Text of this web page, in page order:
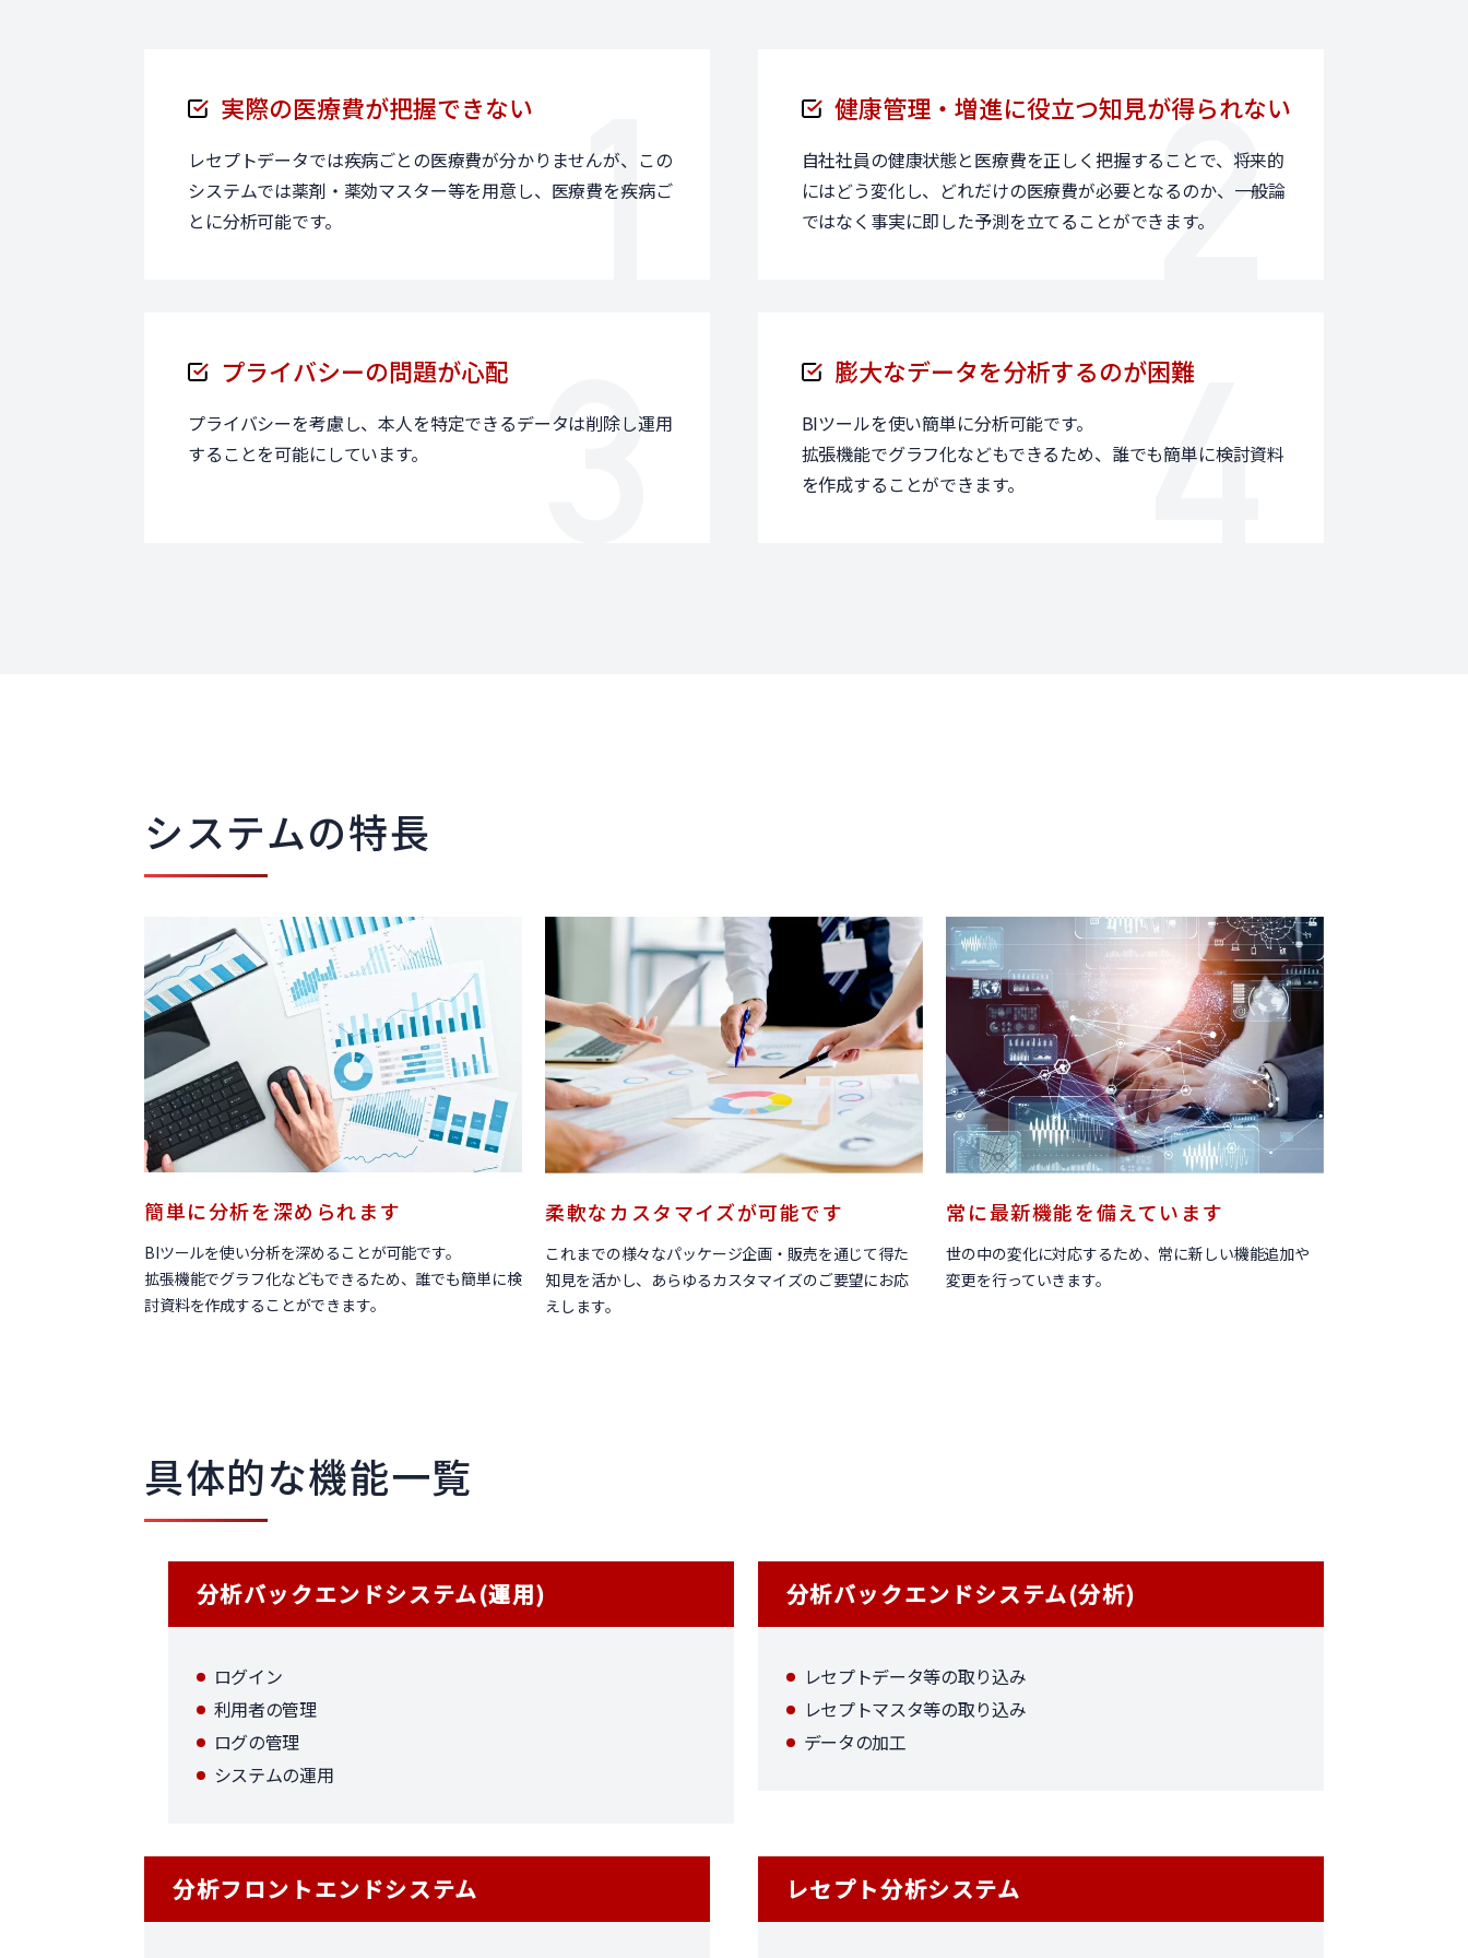
実際の医療費が把握できない
レセプトデータでは疾病ごとの医療費が分かりませんが、この
システムでは薬剤・薬効マスター等を用意し、医療費を疾病ご
とに分析可能です。
健康管理・増進に役立つ知見が得られない
自社社員の健康状態と医療費を正しく把握することで、将来的
にはどう変化し、どれだけの医療費が必要となるのか、一般論
ではなく事実に即した予測を立てることができます。
プライバシーの問題が心配
プライバシーを考慮し、本人を特定できるデータは削除し運用
することを可能にしています。
膨大なデータを分析するのが困難
BIツールを使い簡単に分析可能です。
拡張機能でグラフ化などもできるため、誰でも簡単に検討資料
を作成することができます。
システムの特長
簡単に分析を深められます
BIツールを使い分析を深めることが可能です。
拡張機能でグラフ化などもできるため、誰でも簡単に検
討資料を作成することができます。
柔軟なカスタマイズが可能です
これまでの様々なパッケージ企画・販売を通じて得た
知見を活かし、あらゆるカスタマイズのご要望にお応
えします。
常に最新機能を備えています
世の中の変化に対応するため、常に新しい機能追加や
変更を行っていきます。
具体的な機能一覧
分析バックエンドシステム(運用)
ログイン
利用者の管理
ログの管理
システムの運用
分析バックエンドシステム(分析)
レセプトデータ等の取り込み
レセプトマスタ等の取り込み
データの加工
分析フロントエンドシステム レセプト分析システム